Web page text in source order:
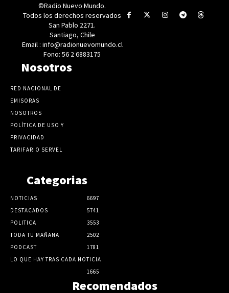
©Radio Nuevo Mundo.
Todos los derechos reservados
San Pablo 2271.
Santiago, Chile
Email : info@radionuevomundo.cl
Fono: 56 2 6883175
Nosotros
RED NACIONAL DE
EMISORAS
NOSOTROS
POLÍTICA DE USO Y
PRIVACIDAD
TARIFARIO SERVEL
Categorias
NOTICIAS
6697
DESTACADOS
5741
POLITICA
3553
TODA TU MAÑANA
2502
PODCAST
1781
LO QUE HAY TRAS CADA NOTICIA
1665
Recomendados